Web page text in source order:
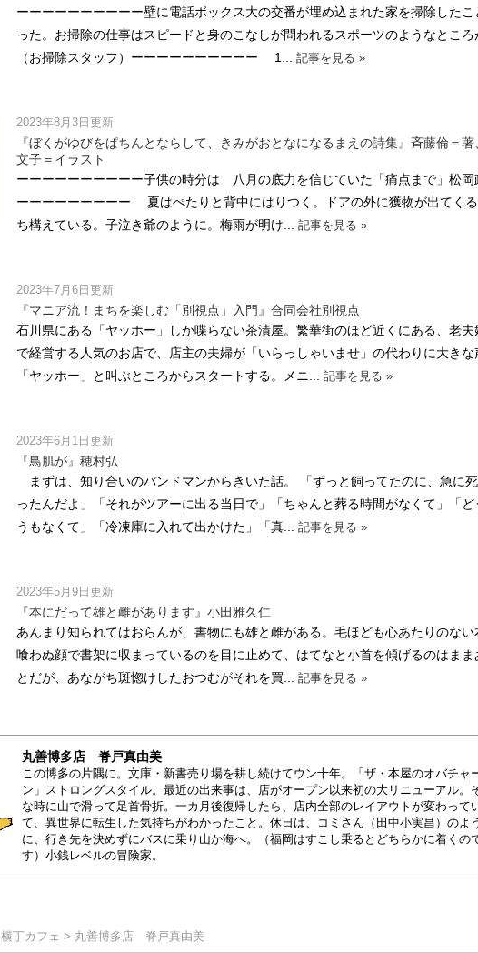
ーーーーーーーーーー壁に電話ボックス大の交番が埋め込まれた家を掃除したこ
った。お掃除の仕事はスピードと身のこなしが問われるスポーツのようなところ
（お掃除スタッフ）ーーーーーーーーーー 1... 記事を見る »
2023年8月3日更新
『ぼくがゆびをぱちんとならして、きみがおとなになるまえの詩集』斉藤倫＝著
文子＝イラスト
ーーーーーーーーーー子供の時分は 八月の底力を信じていた「痛点まで」松岡
ーーーーーーーーー 夏はぺたりと背中にはりつく。ドアの外に獲物が出てく
ち構えている。子泣き爺のように。梅雨が明け... 記事を見る »
2023年7月6日更新
『マニア流！まちを楽しむ「別視点」入門』合同会社別視点
石川県にある「ヤッホー」しか喋らない茶漬屋。繁華街のほど近くにある、老夫
で経営する人気のお店で、店主の夫婦が「いらっしゃいませ」の代わりに大きな
「ヤッホー」と叫ぶところからスタートする。メニ... 記事を見る »
2023年6月1日更新
『鳥肌が』穂村弘
まずは、知り合いのバンドマンからきいた話。 「ずっと飼ってたのに、急に
ったんだよ」「それがツアーに出る当日で」「ちゃんと葬る時間がなくて」「ど
うもなくて」「冷凍庫に入れて出かけた」「真... 記事を見る »
2023年5月9日更新
『本にだって雄と雌があります』小田雅久仁
あんまり知られてはおらんが、書物にも雄と雌がある。毛ほども心あたりのない
喰わぬ顔で書架に収まっているのを目に止めて、はてなと小首を傾げるのはまま
とだが、あながち斑惚けしたおつむがそれを買... 記事を見る »
丸善博多店 脊戸真由美
この博多の片隅に。文庫・新書売り場を耕し続けてウン十年。「ザ・本屋のオバチャ
ン」ストロングスタイル。最近の出来事は、店がオープン以来初の大リニューアル。
な時に山で滑って足首骨折。一カ月後復帰したら、店内全部のレイアウトが変わって
て、異世界に転生した気持ちがわかったこと。休日は、コミさん（田中小実昌）のよ
に、行き先を決めずにバスに乗り山か海へ。（福岡はすこし乗るとどちらかに着くの
す）小銭レベルの冒険家。
横丁カフェ > 丸善博多店 脊戸真由美